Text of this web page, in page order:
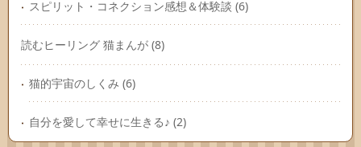
スピリット・コネクション感想＆体験談 (6)
読むヒーリング 猫まんが (8)
猫的宇宙のしくみ (6)
自分を愛して幸せに生きる♪ (2)